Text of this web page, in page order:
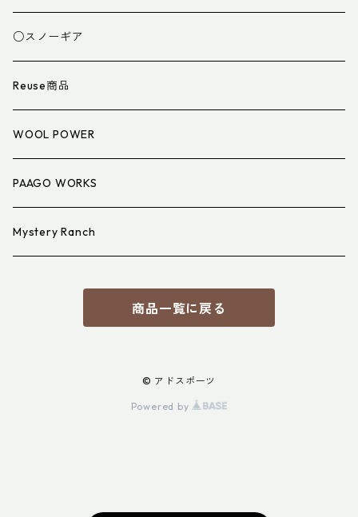
スパッツ・ゲイター
衣類小物
アイウェア
マット
寝具小物
○スノーギア
Reuse商品
WOOL POWER
PAAGO WORKS
Mystery Ranch
商品一覧に戻る
© アドスポーツ
Powered by